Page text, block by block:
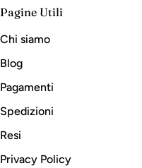
Pagine Utili
Chi siamo
Blog
Pagamenti
Spedizioni
Resi
Privacy Policy